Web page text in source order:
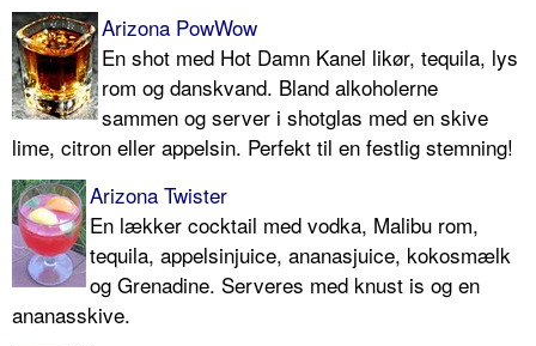
Arizona PowWow
En shot med Hot Damn Kanel likør, tequila, lys
rom og danskvand. Bland alkoholerne
sammen og server i shotglas med en skive
lime, citron eller appelsin. Perfekt til en festlig stemning!
Arizona Twister
En lækker cocktail med vodka, Malibu rom,
tequila, appelsinjuice, ananasjuice, kokosmælk
og Grenadine. Serveres med knust is og en
ananasskive.